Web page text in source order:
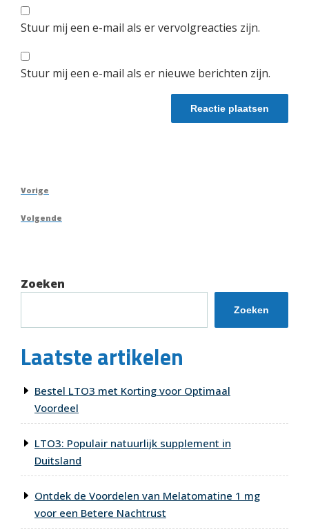
Stuur mij een e-mail als er vervolgreacties zijn.
Stuur mij een e-mail als er nieuwe berichten zijn.
Berichtnavigatie
Vorig
Vorige
Volgend
Volgende
Zoeken
Zoeken
Laatste artikelen
Bestel LTO3 met Korting voor Optimaal
Voordeel
LTO3: Populair natuurlijk supplement in
Duitsland
Ontdek de Voordelen van Melatomatine 1 mg
voor een Betere Nachtrust